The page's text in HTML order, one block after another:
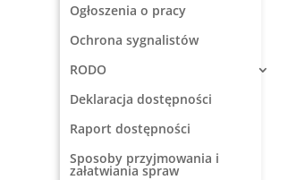
Ogłoszenia o pracy
Ochrona sygnalistów
RODO
Deklaracja dostępności
Raport dostępności
Sposoby przyjmowania i
załatwiania spraw